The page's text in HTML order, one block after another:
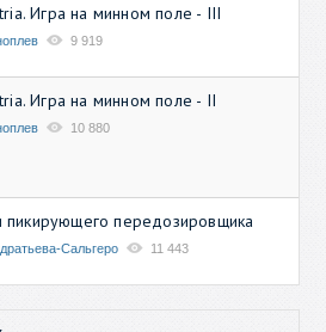
Игра на минном поле - III
9 919
Игра на минном поле - II
10 880
пикирующего передозировщика
Сальгеро 11 443